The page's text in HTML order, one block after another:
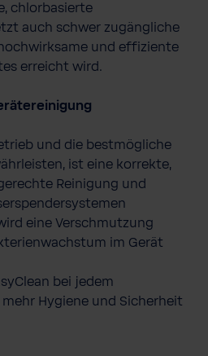
chlorbasierte
auch schwer zugängliche
und effiziente
erreicht wird.
und die bestmögliche
ist eine korrekte,
Reinigung und
eine Verschmutzung
im Gerät
bei jedem
Hygiene und Sicherheit